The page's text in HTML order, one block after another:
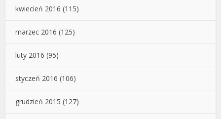
kwiecień 2016 (115)
marzec 2016 (125)
luty 2016 (95)
styczeń 2016 (106)
grudzień 2015 (127)